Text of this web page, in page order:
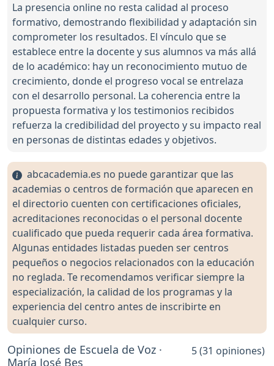
La presencia online no resta calidad al proceso
formativo, demostrando flexibilidad y adaptación sin
comprometer los resultados. El vínculo que se
establece entre la docente y sus alumnos va más allá
de lo académico: hay un reconocimiento mutuo de
crecimiento, donde el progreso vocal se entrelaza
con el desarrollo personal. La coherencia entre la
propuesta formativa y los testimonios recibidos
refuerza la credibilidad del proyecto y su impacto real
en personas de distintas edades y objetivos.
abcacademia.es no puede garantizar que las
academias o centros de formación que aparecen en
el directorio cuenten con certificaciones oficiales,
acreditaciones reconocidas o el personal docente
cualificado que pueda requerir cada área formativa.
Algunas entidades listadas pueden ser centros
pequeños o negocios relacionados con la educación
no reglada. Te recomendamos verificar siempre la
especialización, la calidad de los programas y la
experiencia del centro antes de inscribirte en
cualquier curso.
Opiniones de Escuela de Voz ·
María José Bes
5 (31 opiniones)